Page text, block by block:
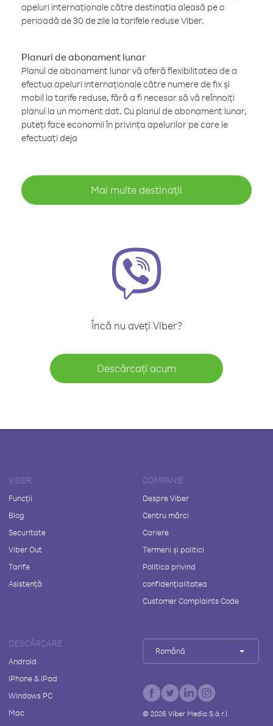
apeluri internaționale către destinația aleasă pe o
perioadă de 30 de zile la tarifele reduse Viber.
Planuri de abonament lunar
Planul de abonament lunar vă oferă flexibilitatea de a
efectua apeluri internaționale către numere de fix și
mobil la tarife reduse, fără a fi necesar să vă reînnoiți
planul la un moment dat. Cu planul de abonament lunar,
puteți face economii în privința apelurilor pe care le
efectuați deja
Mai multe destinații
Încă nu aveți Viber?
Descărcați acum
VIBER
Funcții
Blog
Securitate
Viber Out
Tarife
Asistență
COMPANIE
Despre Viber
Centru mărci
Cariere
Termeni și politici
Politica privind
confidențialitatea
Customer Complaints Code
DESCĂRCARE
Android
iPhone & iPad
Windows PC
Mac
Română
© 2026Viber Media S.à r.l.